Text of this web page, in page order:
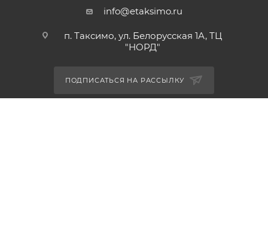
info@etaksimo.ru
п. Таксимо, ул. Белорусская 1А, ТЦ
"НОРД"
ПОДПИСАТЬСЯ НА РАССЫЛКУ